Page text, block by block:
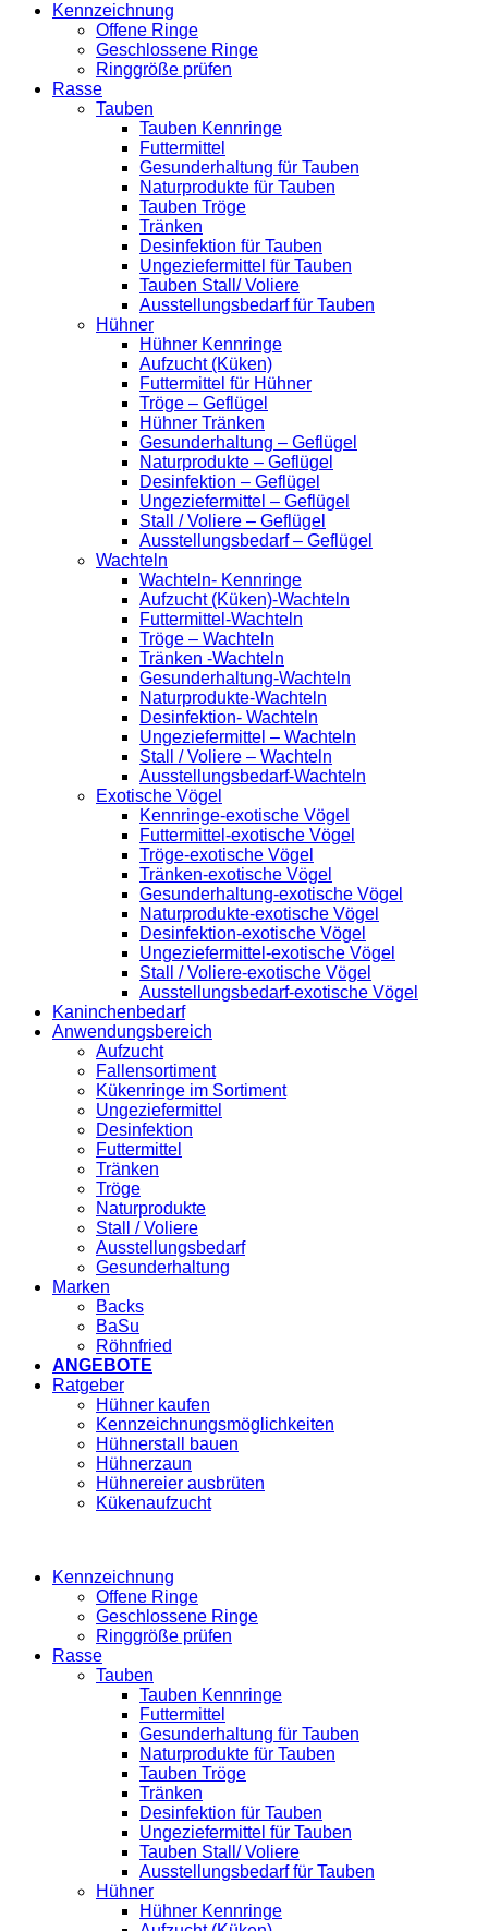
Kennzeichnung
Offene Ringe
Geschlossene Ringe
Ringgröße prüfen
Rasse
Tauben
Tauben Kennringe
Futtermittel
Gesunderhaltung für Tauben
Naturprodukte für Tauben
Tauben Tröge
Tränken
Desinfektion für Tauben
Ungeziefermittel für Tauben
Tauben Stall/ Voliere
Ausstellungsbedarf für Tauben
Hühner
Hühner Kennringe
Aufzucht (Küken)
Futtermittel für Hühner
Tröge – Geflügel
Hühner Tränken
Gesunderhaltung – Geflügel
Naturprodukte – Geflügel
Desinfektion – Geflügel
Ungeziefermittel – Geflügel
Stall / Voliere – Geflügel
Ausstellungsbedarf – Geflügel
Wachteln
Wachteln- Kennringe
Aufzucht (Küken)-Wachteln
Futtermittel-Wachteln
Tröge – Wachteln
Tränken -Wachteln
Gesunderhaltung-Wachteln
Naturprodukte-Wachteln
Desinfektion- Wachteln
Ungeziefermittel – Wachteln
Stall / Voliere – Wachteln
Ausstellungsbedarf-Wachteln
Exotische Vögel
Kennringe-exotische Vögel
Futtermittel-exotische Vögel
Tröge-exotische Vögel
Tränken-exotische Vögel
Gesunderhaltung-exotische Vögel
Naturprodukte-exotische Vögel
Desinfektion-exotische Vögel
Ungeziefermittel-exotische Vögel
Stall / Voliere-exotische Vögel
Ausstellungsbedarf-exotische Vögel
Kaninchenbedarf
Anwendungsbereich
Aufzucht
Fallensortiment
Kükenringe im Sortiment
Ungeziefermittel
Desinfektion
Futtermittel
Tränken
Tröge
Naturprodukte
Stall / Voliere
Ausstellungsbedarf
Gesunderhaltung
Marken
Backs
BaSu
Röhnfried
ANGEBOTE
Ratgeber
Hühner kaufen
Kennzeichnungsmöglichkeiten
Hühnerstall bauen
Hühnerzaun
Hühnereier ausbrüten
Kükenaufzucht
Kennzeichnung
Offene Ringe
Geschlossene Ringe
Ringgröße prüfen
Rasse
Tauben
Tauben Kennringe
Futtermittel
Gesunderhaltung für Tauben
Naturprodukte für Tauben
Tauben Tröge
Tränken
Desinfektion für Tauben
Ungeziefermittel für Tauben
Tauben Stall/ Voliere
Ausstellungsbedarf für Tauben
Hühner
Hühner Kennringe